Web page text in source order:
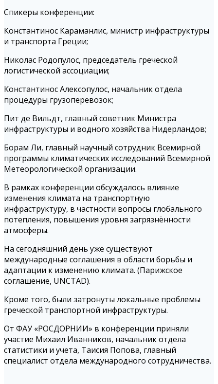
Спикеры конференции:
Константинос Караманлис, министр инфраструктуры
и транспорта Греции;
Николас Родопулос, председатель греческой
логистической ассоциации;
Константинос Алексопулос, начальник отдела
процедуры грузоперевозок;
Пит де Вильдт, главный советник Министра
инфраструктуры и водного хозяйства Нидерландов;
Борам Ли, главный научный сотрудник Всемирной
программы климатических исследований Всемирной
Метеорологической организации.
В рамках конференции обсуждалось влияние
изменения климата на транспортную
инфраструктуру, в частности вопросы глобального
потепления, повышения уровня загрязнённости
атмосферы.
На сегодняшний день уже существуют
международные соглашения в области борьбы и
адаптации к изменению климата. (Парижское
соглашение, UNCTAD).
Кроме того, были затронуты локальные проблемы
греческой транспортной инфраструктуры.
От ФАУ «РОСДОРНИИ» в конференции приняли
участие Михаил Иванников, начальник отдела
статистики и учета, Таисия Попова, главный
специалист отдела международного сотрудничества.